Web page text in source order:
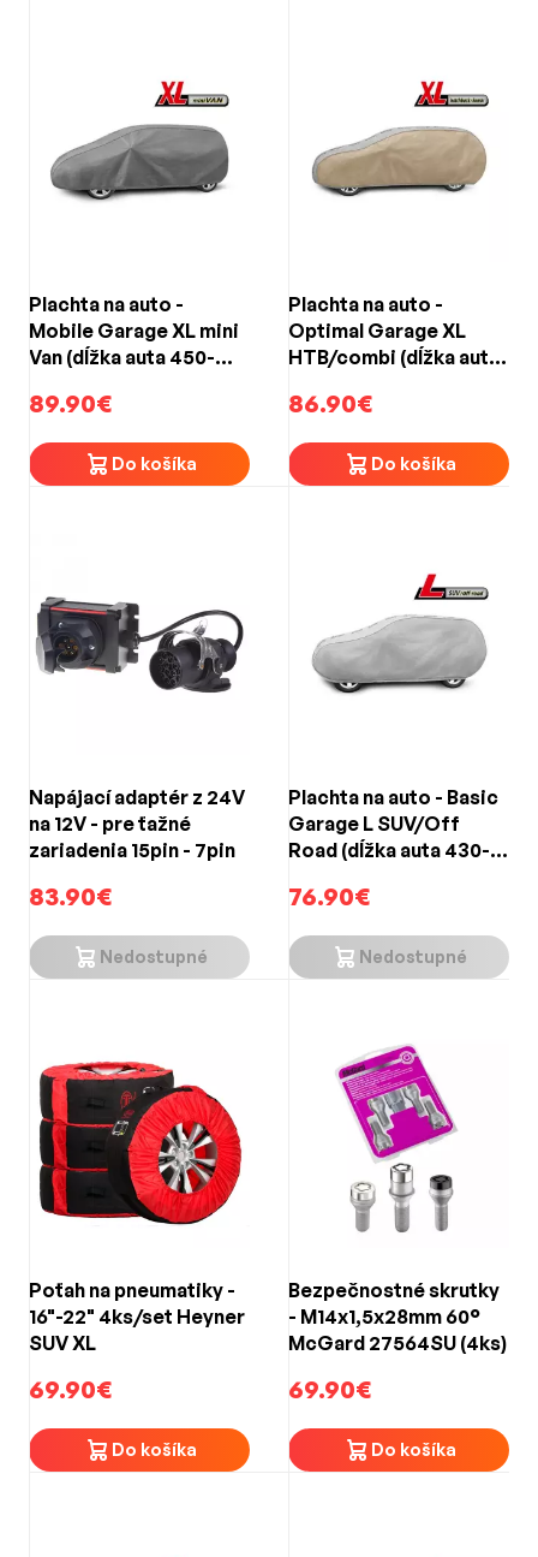
Plachta na auto -
Mobile Garage XL mini
Van (dĺžka auta 450-
89.90€
Do košíka
Plachta na auto -
Optimal Garage XL
HTB/combi (dĺžka auta
86.90€
Do košíka
Napájací adaptér z 24V
na 12V - pre ťažné
zariadenia 15pin - 7pin
83.90€
Nedostupné
Plachta na auto - Basic
Garage L SUV/Off
Road (dĺžka auta 430-
76.90€
Nedostupné
Poťah na pneumatiky -
16"-22" 4ks/set Heyner
SUV XL
69.90€
Do košíka
Bezpečnostné skrutky
- M14x1,5x28mm 60°
McGard 27564SU (4ks)
69.90€
Do košíka